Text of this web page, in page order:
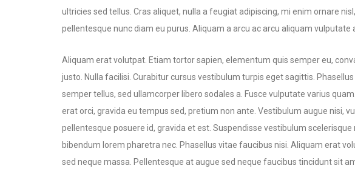
ultricies sed tellus. Cras aliquet, nulla a feugiat adipiscing, mi enim ornare
pellentesque nunc diam eu purus. Aliquam a arcu ac arcu aliquam vulputate
Aliquam erat volutpat. Etiam tortor sapien, elementum quis semper eu,
justo. Nulla facilisi. Curabitur cursus vestibulum turpis eget sagittis.
semper tellus, sed ullamcorper libero sodales a. Fusce vulputate varius
erat orci, gravida eu tempus sed, pretium non ante. Vestibulum augue nisi,
pellentesque posuere id, gravida et est. Suspendisse vestibulum scelerisque
bibendum lorem pharetra nec. Phasellus vitae faucibus nisi. Aliquam erat
sed neque massa. Pellentesque at augue sed neque faucibus tincidunt sit